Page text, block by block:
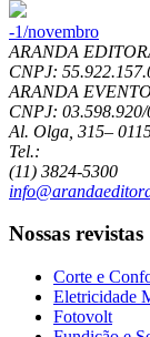
-1/novembro
ARANDA
CNPJ:
ARANDA
CNPJ: 03.598.920/
Al. Olga, 315–
Tel.:
(11) 3824-5300
Nossas revistas
Corte e
Eletricidade
Fotovolt